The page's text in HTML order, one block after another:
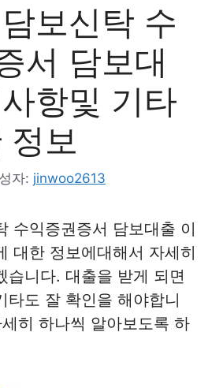
보신탁 수
서 담보대
항및 기타
정보
자: jinwoo2613
수익증권증서 담보대출 이
대한 정보에대해서 자세히
습니다. 대출을 받게 되면
타도 잘 확인을 해야합니
히 하나씩 알아보도록 하